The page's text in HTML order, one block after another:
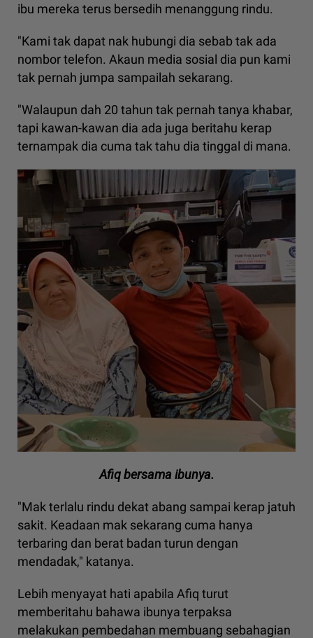
ibu mereka terus bersedih menanggung rindu.
"Kami tak dapat nak hubungi dia sebab tak ada
nombor telefon. Akaun media sosial dia pun kami
tak pernah jumpa sampailah sekarang.
"Walaupun dah 20 tahun tak pernah tanya khabar,
tapi kawan-kawan dia ada juga beritahu kerap
ternampak dia cuma tak tahu dia tinggal di mana.
Afiq bersama ibunya.
"Mak terlalu rindu dekat abang sampai kerap jatuh
sakit. Keadaan mak sekarang cuma hanya
terbaring dan berat badan turun dengan
mendadak," katanya.
Lebih menyayat hati apabila Afiq turut
memberitahu bahawa ibunya terpaksa
melakukan pembedahan membuang sebahagian